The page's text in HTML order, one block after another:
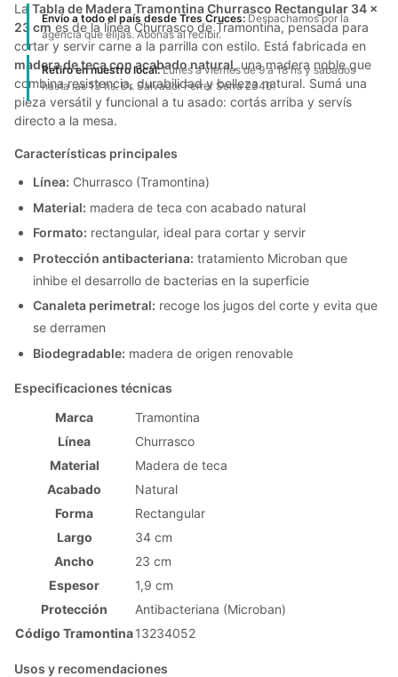
Envío a todo el país desde Tres Cruces: Despachamos por la
agencia que elijas. Abonas al recibir.
Retiro en nuestro local:Lunes a viernes de 9 a 18 hs y sábados
hasta las 13 hs. Dr. Salvador Ferrer Serra 2340.
LaTabla de Madera Tramontina Churrasco Rectangular 34 x
23 cmes de la línea Churrasco de Tramontina, pensada para
cortar y servir carne a la parrilla con estilo. Está fabricada en
madera de teca con acabado natural, una madera noble que
combina resistencia, durabilidad y belleza natural. Sumá una
pieza versátil y funcional a tu asado: cortás arriba y servís
directo a la mesa.
Características principales
Línea: Churrasco (Tramontina)
Material: madera de teca con acabado natural
Formato: rectangular, ideal para cortar y servir
Protección antibacteriana: tratamiento Microban que
inhibe el desarrollo de bacterias en la superficie
Canaleta perimetral: recoge los jugos del corte y evita que
se derramen
Biodegradable: madera de origen renovable
Especificaciones técnicas
Marca
Tramontina
Línea
Churrasco
Material
Madera de teca
Acabado
Natural
Forma
Rectangular
Largo
34 cm
Ancho
23 cm
Espesor
1,9 cm
Protección
Antibacteriana (Microban)
Código Tramontina13234052
Usos y recomendaciones